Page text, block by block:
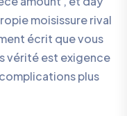
moisissure rival
écrit que vous
vérité est exigence
plus